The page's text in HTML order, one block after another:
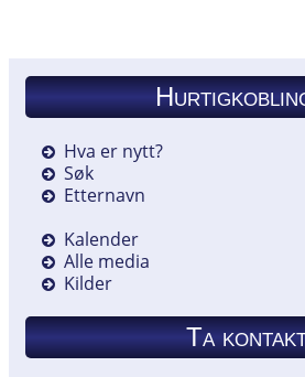
Hva er nytt?
Søk
Etternavn
Kalender
Alle media
Kilder
Ta